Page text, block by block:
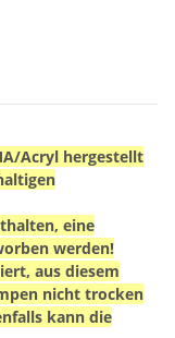
Acryl hergestellt
eine
werden!
aus diesem
nicht trocken
kann die